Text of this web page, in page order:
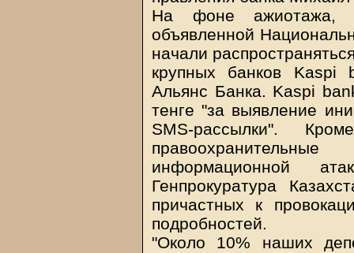
На фоне ажиотажа,
объявленной
начали
крупных банков
Альянс Банка. Kaspi
тенге "за выявление
SMS-рассылки".
информационной
Генпрокуратура
причастных к
подробностей.
"Около 10% наших